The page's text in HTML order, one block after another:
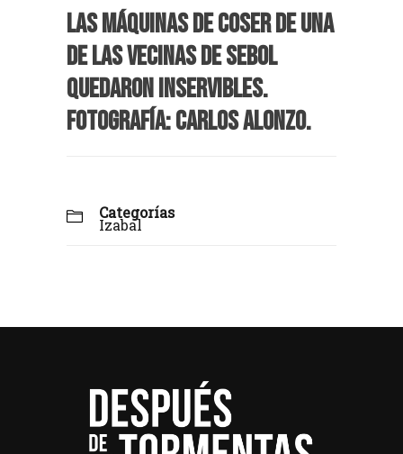
Las máquinas de coser de una
de las vecinas de Sebol
quedaron inservibles.
Fotografía: Carlos Alonzo.
Categorías
Izabal